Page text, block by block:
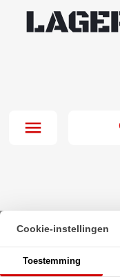
Beginpagina· SNR
Cookie-instellingen
Toestemming